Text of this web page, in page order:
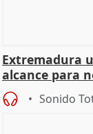
Extremadura
alcance para
Sonido